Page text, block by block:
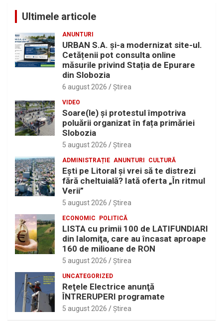
Ultimele articole
ANUNTURI
URBAN S.A. și-a modernizat site-ul.
Cetățenii pot consulta online
măsurile privind Stația de Epurare
din Slobozia
6 august 2026 Ştirea
VIDEO
Soare(le) și protestul împotriva
poluării organizat în fața primăriei
Slobozia
5 august 2026 Ştirea
ADMINISTRAȚIE ANUNTURI CULTURĂ
Eşti pe Litoral şi vrei să te distrezi
fără cheltuială? Iată oferta „În ritmul
Verii”
5 august 2026 Ştirea
ECONOMIC POLITICĂ
LISTA cu primii 100 de LATIFUNDIARI
din Ialomiţa, care au încasat aproape
160 de milioane de RON
5 august 2026 Ştirea
UNCATEGORIZED
Reţele Electrice anunţă
ÎNTRERUPERI programate
5 august 2026 Ştirea